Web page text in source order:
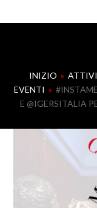
INIZIO »
EVENTI »
E @IGERSITALIA